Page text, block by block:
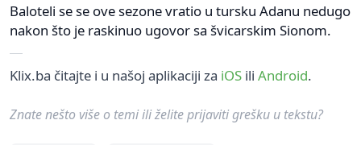
Baloteli se se ove sezone vratio u tursku Adanu nedugo
nakon što je raskinuo ugovor sa švicarskim Sionom.
Klix.ba čitajte i u našoj aplikaciji za iOS ili Android.
Znate nešto više o temi ili želite prijaviti grešku u tekstu?